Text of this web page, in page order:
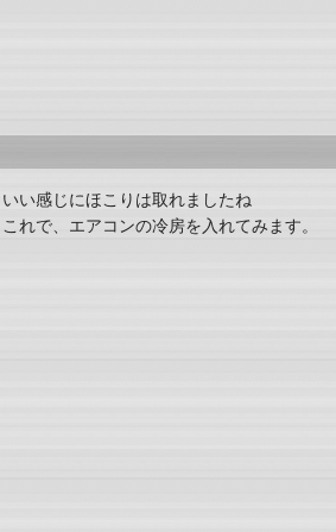
いい感じにほこりは取れましたね
これで、エアコンの冷房を入れてみます。